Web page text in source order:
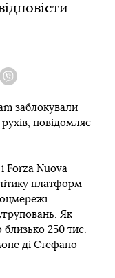
заблокували
повідомляє
Forza Nuova
платформ
Як
близько 250 тис.
ді Стефано —